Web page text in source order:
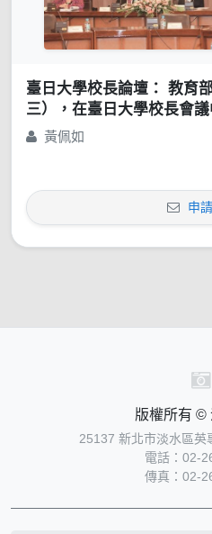
臺日大學校長論壇： 教育部政務次長林聰明（左
三），在臺日大學校長會
位貴賓，本校校長張家宜（
（右二）、大阪商業大學
約120位學者來校進行論壇
黃佩如
申
版權所有 ©
25137 新北市淡水區英
電話：02-
傳真：02-